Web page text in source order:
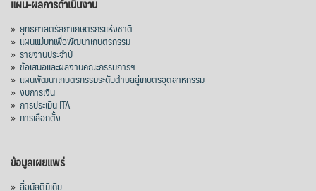
» ยุทธศาสตร์สภาเกษตรกรแห่งชาติ
» แผนแม่บทเพื่อพัฒนาเกษตรกรรม
» รายงานประจำปี
» ข้อเสนอและผลงานคณะกรรมการฯ
» แผนพัฒนาเกษตรกรรมระดับตำบลสู่เกษตรอุตสาหกรรม
» งบการเงิน
» การประเมิน ITA
» การเลือกตั้ง
ข้อมูลเผยแพร่
» สื่อมัลติมีเดีย